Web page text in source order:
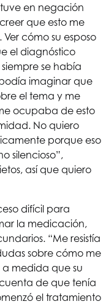
en negación
que esto me
cómo su esposo
el diagnóstico
se había
imaginar que
el tema y me
ocupaba de esto
No quiero
porque eso
silencioso”,
así que quiero
difícil para
la medicación,
“Me resistía
sobre cómo me
medida que su
de que tenía
el tratamiento